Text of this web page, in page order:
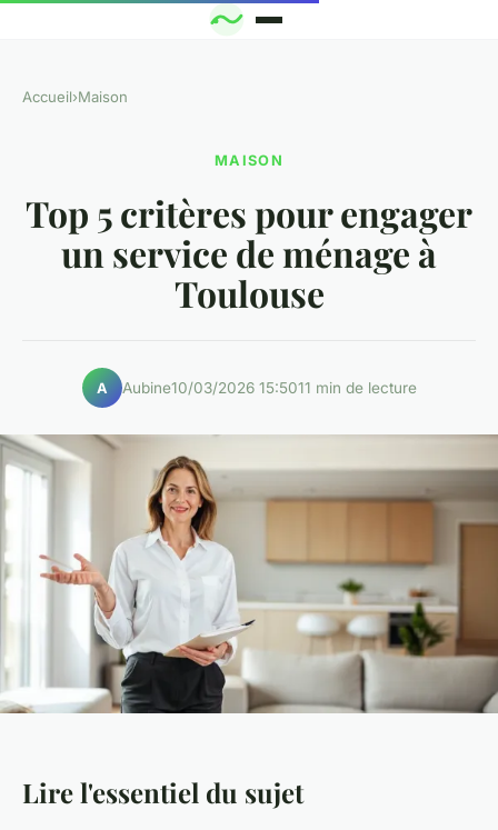
Accueil›Maison
MAISON
Top 5 critères pour engager
un service de ménage à
Toulouse
A Aubine10/03/2026 15:5011 min de lecture
Lire l'essentiel du sujet